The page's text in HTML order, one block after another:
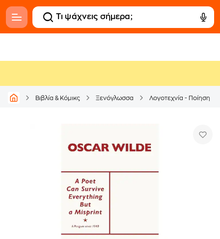
Βιβλία & Κόμικς Ξενόγλωσσα Λογοτεχνία - Ποίηση